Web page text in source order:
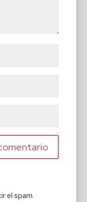
el spam.